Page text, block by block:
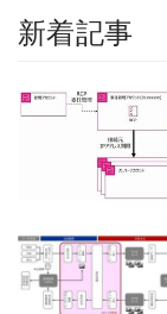
新着記事